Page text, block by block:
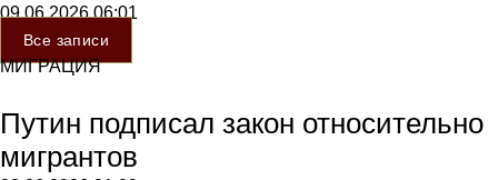
09.06.202606:01
Все записи
МИГРАЦИЯ
Путин подписал закон относительно
мигрантов